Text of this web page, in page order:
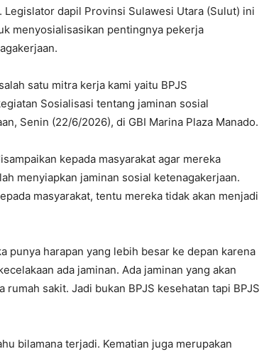
dapil Provinsi Sulawesi Utara (Sulut) ini
menyosialisasikan pentingnya pekerja
satu mitra kerja kami yaitu BPJS
Sosialisasi tentang jaminan sosial
Senin (22/6/2026), di GBI Marina Plaza Manado.
kepada masyarakat agar mereka
menyiapkan jaminan sosial ketenagakerjaan.
masyarakat, tentu mereka tidak akan menjadi
punya harapan yang lebih besar ke depan karena
ada jaminan. Ada jaminan yang akan
sakit. Jadi bukan BPJS kesehatan tapi BPJS
bilamana terjadi. Kematian juga merupakan